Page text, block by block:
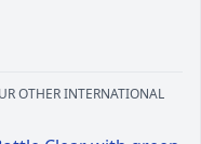
OTHER INTERNATIONAL